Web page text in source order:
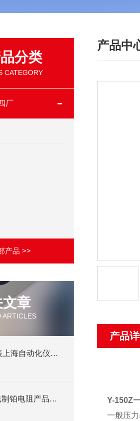
分类
CATEGORY
厂
产品 >>
章
ARTICLES
Y-100普通压力表上海自动化仪表四厂产品介绍
WZP2-270S四线制铂电阻产品介绍
产品中
产品
Y-150Z
一般压